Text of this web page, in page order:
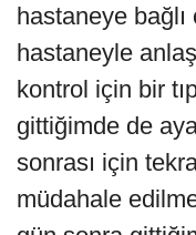
hastaneye bağlı
hastaneyle
kontrol için bir
gittiğimde de
sonrası için
müdahale